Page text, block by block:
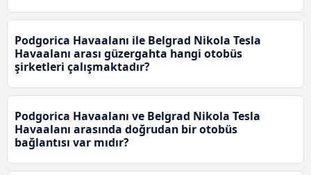
Podgorica Havaalanı ile Belgrad Nikola Tesla
Havaalanı arası güzergahta hangi otobüs
şirketleri çalışmaktadır?
Podgorica Havaalanı ve Belgrad Nikola Tesla
Havaalanı arasında doğrudan bir otobüs
bağlantısı var mıdır?